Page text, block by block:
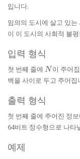
입니다.
임의의 도시에 살고 있
이 이 도시의 사회적 불
입력 형식
첫 번째 줄에 N
N 이 주어
백을 사이로 두고 주어집
출력 형식
첫 번째 줄에 주어진 정
64비트 정수형으로 나타
예제